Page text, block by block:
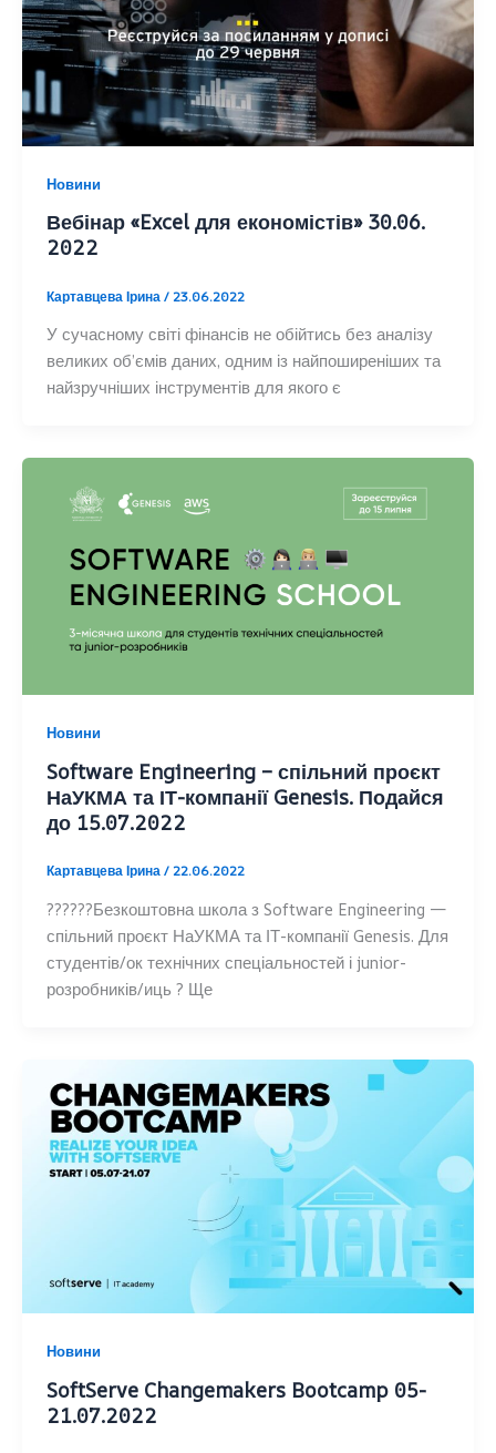
Новини
Вебінар «Excel для економістів» 30.06.
2022
Картавцева Ірина/23.06.2022
У сучасному світі фінансів не обійтись без аналізу
великих об’ємів даних, одним із найпоширеніших та
найзручніших інструментів для якого є
Новини
Software Engineering – спільний проєкт
НаУКМА та ІТ-компанії Genesis. Подайся
до 15.07.2022
Картавцева Ірина/22.06.2022
??‍???‍?Безкоштовна школа з Software Engineering —
спільний проєкт НаУКМА та ІТ-компанії Genesis. Для
студентів/ок технічних спеціальностей і junior-
розробників/иць ? Ще
Новини
SoftServe Changemakers Bootcamp 05-
21.07.2022